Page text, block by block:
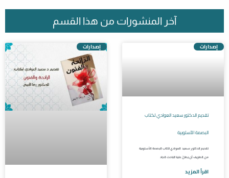
آخر المنشورات من هذا القسم
إصدارات إصدارات
تقديم الدكتور سعيد العوادي لكتاب
البصمة الأسلوبية
تقديم الدكتور سعيد العوادي لكتاب البصمة الأسلوبية
من الطريف أن يطلّ علينا الباحث الجاد
اقرأ المزيد